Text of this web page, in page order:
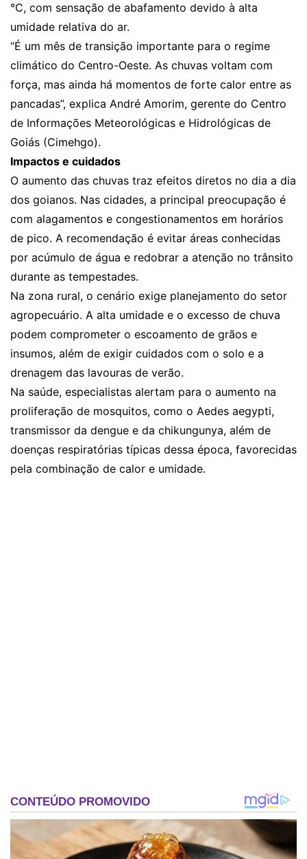
°C, com sensação de abafamento devido à alta
umidade relativa do ar.
“É um mês de transição importante para o regime
climático do Centro-Oeste. As chuvas voltam com
força, mas ainda há momentos de forte calor entre as
pancadas”, explica André Amorim, gerente do Centro
de Informações Meteorológicas e Hidrológicas de
Goiás (Cimehgo).
Impactos e cuidados
O aumento das chuvas traz efeitos diretos no dia a dia
dos goianos. Nas cidades, a principal preocupação é
com alagamentos e congestionamentos em horários
de pico. A recomendação é evitar áreas conhecidas
por acúmulo de água e redobrar a atenção no trânsito
durante as tempestades.
Na zona rural, o cenário exige planejamento do setor
agropecuário. A alta umidade e o excesso de chuva
podem comprometer o escoamento de grãos e
insumos, além de exigir cuidados com o solo e a
drenagem das lavouras de verão.
Na saúde, especialistas alertam para o aumento na
proliferação de mosquitos, como o Aedes aegypti,
transmissor da dengue e da chikungunya, além de
doenças respiratórias típicas dessa época, favorecidas
pela combinação de calor e umidade.